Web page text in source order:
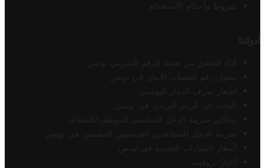
شروط وأحكام الاستخدام
أدواتنا
أداة التحقق من صحة الرقم الضريبي تونس
محول رقم الحساب الآيبان في تونس
أسعار صرف الدينار التونسي
البحث عن الرمز البريدي في تونس
محاكي ضريبة الدخل الشخصي للموظف/المتقاعد
ضريبة الدخل للمتقاعدين الفرنسيين المقيمين في تونس
أسعار السيارات الجديدة في تونس
أخبار تروفيت